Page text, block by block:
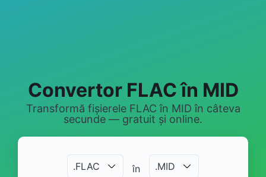
Convertor FLAC în MID
Transformă fișierele FLAC în MID în câteva
secunde — gratuit și online.
.FLAC în .MID